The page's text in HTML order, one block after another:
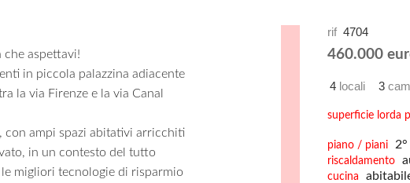
che aspettavi!
in piccola palazzina adiacente
la via Firenze e la via Canal
con ampi spazi abitativi arricchiti
in un contesto del tutto
migliori tecnologie di risparmio
rif 4704
460.000
4 locali 3
superficie lorda
piano / piani
riscaldamento
cucina